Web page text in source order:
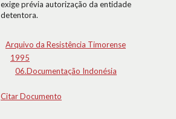
exige prévia autorização da entidade
detentora.
Arquivo da Resistência Timorense
1995
06.Documentação Indonésia
Citar Documento